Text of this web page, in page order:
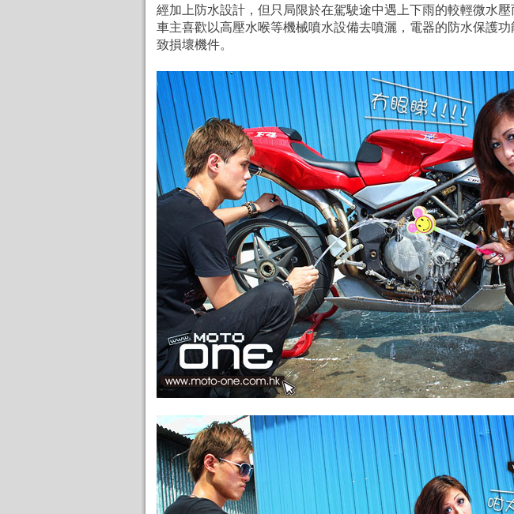
經加上防水設計，但只局限於在駕駛途中遇上下雨的較輕微水
車主喜歡以高壓水喉等機械噴水設備去噴灑，電器的防水保護
致損壞機件。